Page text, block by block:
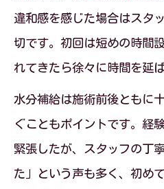
違和感を感じた場合はスタ
切です。初回は短めの時間
れてきたら徐々に時間を延
水分補給は施術前後ともに
ぐこともポイントです。経
緊張したが、スタッフの丁
た」という声も多く、初め